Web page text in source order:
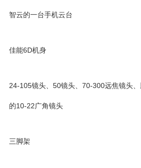
智云的一台手机云台
佳能6D机身
24-105镜头、50镜头、70-300远焦镜头、
的10-22广角镜头
三脚架